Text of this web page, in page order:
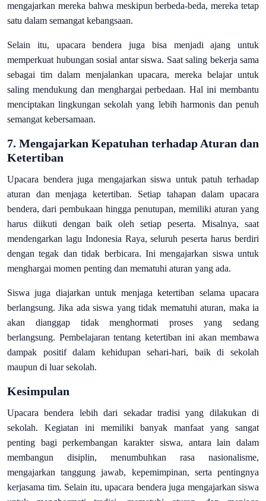
mengajarkan mereka bahwa meskipun berbeda-beda, mereka tetap
satu dalam semangat kebangsaan.
Selain itu, upacara bendera juga bisa menjadi ajang untuk
memperkuat hubungan sosial antar siswa. Saat saling bekerja sama
sebagai tim dalam menjalankan upacara, mereka belajar untuk
saling mendukung dan menghargai perbedaan. Hal ini membantu
menciptakan lingkungan sekolah yang lebih harmonis dan penuh
semangat kebersamaan.
7. Mengajarkan Kepatuhan terhadap Aturan dan
Ketertiban
Upacara bendera juga mengajarkan siswa untuk patuh terhadap
aturan dan menjaga ketertiban. Setiap tahapan dalam upacara
bendera, dari pembukaan hingga penutupan, memiliki aturan yang
harus diikuti dengan baik oleh setiap peserta. Misalnya, saat
mendengarkan lagu Indonesia Raya, seluruh peserta harus berdiri
dengan tegak dan tidak berbicara. Ini mengajarkan siswa untuk
menghargai momen penting dan mematuhi aturan yang ada.
Siswa juga diajarkan untuk menjaga ketertiban selama upacara
berlangsung. Jika ada siswa yang tidak mematuhi aturan, maka ia
akan dianggap tidak menghormati proses yang sedang
berlangsung. Pembelajaran tentang ketertiban ini akan membawa
dampak positif dalam kehidupan sehari-hari, baik di sekolah
maupun di luar sekolah.
Kesimpulan
Upacara bendera lebih dari sekadar tradisi yang dilakukan di
sekolah. Kegiatan ini memiliki banyak manfaat yang sangat
penting bagi perkembangan karakter siswa, antara lain dalam
membangun disiplin, menumbuhkan rasa nasionalisme,
mengajarkan tanggung jawab, kepemimpinan, serta pentingnya
kerjasama tim. Selain itu, upacara bendera juga mengajarkan siswa